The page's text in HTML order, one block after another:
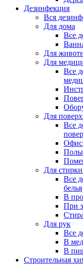
Дезинфекция
Вся
Для дома
Все
Для
Для
Все
Для
Все
Полы
Для
Все
белья
В
При
Для рук
Все
В
В
Строительная